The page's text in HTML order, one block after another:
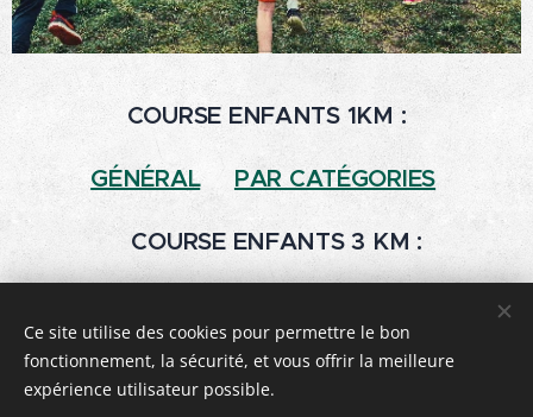
COURSE ENFANTS 1KM :
GÉNÉRAL PAR CATÉGORIES
COURSE ENFANTS 3 KM :
Ce site utilise des cookies pour permettre le bon
fonctionnement, la sécurité, et vous offrir la meilleure
expérience utilisateur possible.